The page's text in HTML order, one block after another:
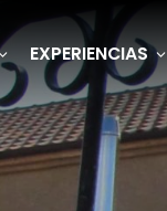
EXPERIENCIAS